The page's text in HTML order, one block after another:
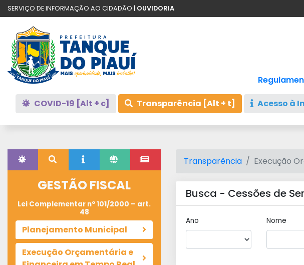
SERVIÇO DE INFORMAÇÃO AO CIDADÃO | OUVIDORIA
COVID-19 [Alt + c] Transparência [Alt + t] Acesso à
GESTÃO FISCAL
Lei Complementar nº 101/2000 – art.
48
Planejamento Municipal
Execução Orçamentária e
Transparência Execução
Busca - Cessões de
Ano Nome